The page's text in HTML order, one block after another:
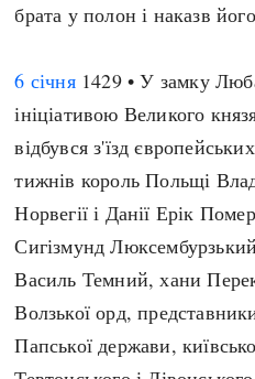
брата у полон і наказв
6 січня1429 • У замку
ініціативою Великого
відбувся з'їзд
тижнів король Польщі
Норвегії і Данії Ерік
Сигізмунд
Василь Темний, хани
Волзької орд,
Папської держави,